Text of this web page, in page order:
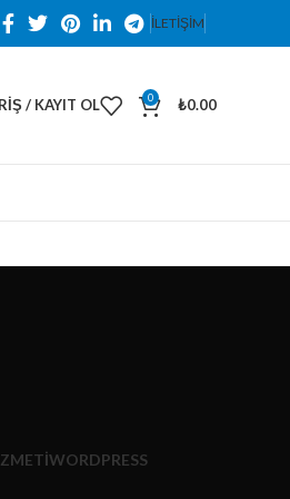
İLETİŞİM
/ KAYIT OL 0 ₺0.00
WORDPRESS